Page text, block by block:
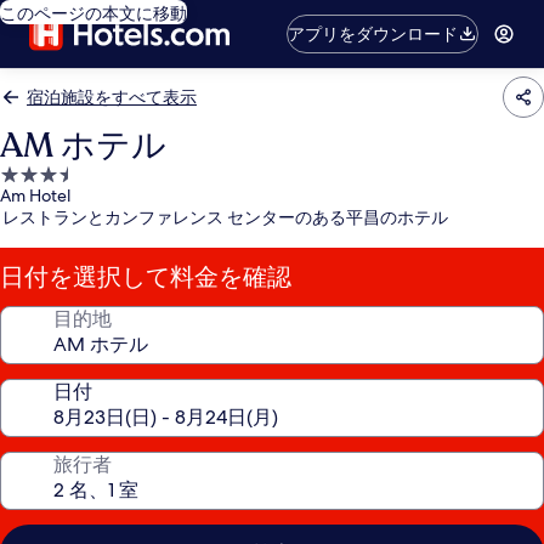
このページの本文に移動
アプリをダウンロード
宿泊施設をすべて表示
AM ホテル
3.5
つ
星
宿
泊
施
Am Hotel
レストランとカンファレンス センターのある平昌のホテル
日付を選択して料金を確認
目的地
日付
旅行者